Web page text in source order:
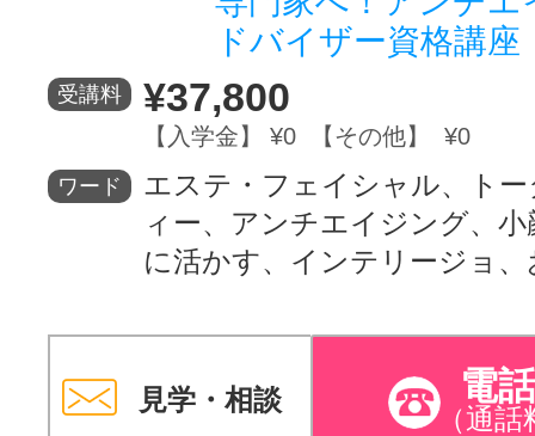
ドバイザー資格講座
受講料 ¥37,800
【入学金】 ¥0 【その他】 ¥0
ワード
エステ・フェイシャル、ト
ィー、アンチエイジング、小
に活かす、インテリージョ
見学・相談 電
（通話